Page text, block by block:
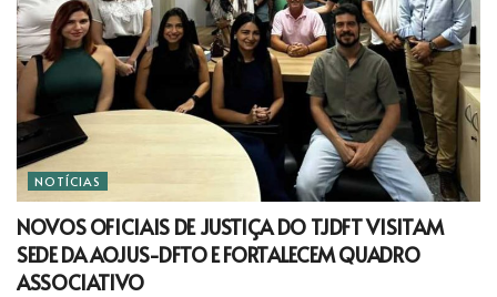
NOTÍCIAS
NOVOS OFICIAIS DE JUSTIÇA DO TJDFT VISITAM
SEDE DA AOJUS-DFTO E FORTALECEM QUADRO
ASSOCIATIVO